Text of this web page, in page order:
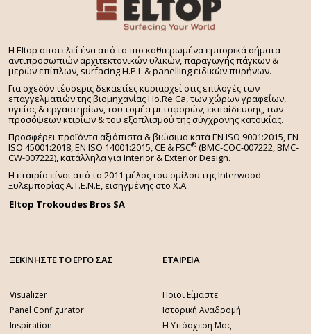
H Eltop αποτελεί ένα από τα πιο καθιερωμένα εμπορικά σήματα
αντιπροσωπιών αρχιτεκτονικών υλικών, παραγωγής πάγκων &
μερών επίπλων, surfacing H.P.L & panelling ειδικών πυρήνων.
Για σχεδόν τέσσερις δεκαετίες κυριαρχεί στις επιλογές των
επαγγελματιών της βιομηχανίας Ho.Re.Ca, των χώρων γραφείων,
υγείας & εργαστηρίων, του τομέα μεταφορών, εκπαίδευσης, των
προσόψεων κτιρίων & του εξοπλισμού της σύγχρονης κατοικίας.
Προσφέρει προϊόντα αξιόπιστα & βιώσιμα κατά EN ISO 9001:2015, EN
ISO 45001:2018, EN ISO 14001:2015,CE & FSC® (BMC-COC-007222, BMC-
CW-007222), κατάλληλα για Interior & Exterior Design.
Η εταιρία είναι από το 2011 μέλος του ομίλου της Interwood
Ξυλεμπορίας Α.Τ.Ε.Ν.Ε, εισηγμένης στο Χ.A.
Eltop Trokoudes Bros SA
ΞΕΚΙΝΗΣΤΕ ΤΟ ΕΡΓΟ ΣΑΣ
Visualizer
Panel Configurator
Inspiration
ΕΤΑΙΡΕΙΑ
Ποιοι Είμαστε
Ιστορική Αναδρομή
Η Υπόσχεση Μας